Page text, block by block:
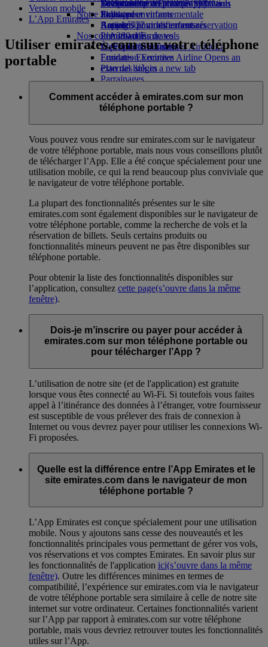
Boissons
Notre flotte
Boeing 777
L’A380 d’Emirates
L’A350 d’Emirates
Emirates Executive
Plan des sièges
Divertissements pour les enfants
Jouets pour enfants
Activités pour les enfants
La durabilité en pratique
Politique environnementale
Rapports environnementaux
Nos communautés
La Fondation Emirates AirlineLa
Fondation Emirates Airline Opens an
external link in a new tab
Parrainages
Se connecter à Emirates Skywards
Skywards+
Téléphone portable et l'application
Emirates
Annuler ou modifier une réservation
Perturbations de vols
À propos d’Emirates
Version mobile
L’App Emirates
Utiliser emirates.com sur votre téléphone
portable
Comment accéder à emirates.com sur mon
téléphone portable ?
Vous pouvez vous rendre sur emirates.com sur le navigateur
de votre téléphone portable, mais nous vous conseillons plutôt
de télécharger l’App. Elle a été conçue spécialement pour une
utilisation mobile, ce qui la rend beaucoup plus conviviale que
le navigateur de votre téléphone portable.
La plupart des fonctionnalités présentes sur le site
emirates.com sont également disponibles sur le navigateur de
votre téléphone portable, comme la recherche de vols et la
réservation de billets. Seuls certains produits ou
fonctionnalités mineurs peuvent ne pas être disponibles sur
téléphone portable.
Pour obtenir la liste des fonctionnalités disponibles sur
l’application, consultez cette page(s’ouvre dans la même
fenêtre).
Dois-je m’inscrire ou payer pour accéder à
emirates.com sur mon téléphone portable ou
pour télécharger l’App ?
L’utilisation de notre site (et de l'application) est gratuite
lorsque vous êtes connecté au Wi-Fi. Si toutefois vous faites
appel à l’itinérance des données à l’étranger, votre fournisseur
est susceptible de vous prélever des frais de connexion à
Internet ou vous devrez payer pour utiliser les connexions Wi-
Fi proposées.
Quelle est la différence entre l’App Emirates et le
site emirates.com dans le navigateur de mon
téléphone portable ?
L’App Emirates est conçue spécialement pour une utilisation
mobile. Nous y ajoutons sans cesse des nouveautés et les
fonctionnalités principales vous permettant de gérer vos vols,
vos réservations et vos comptes Emirates. En savoir plus sur
les fonctionnalités de l'application ici(s’ouvre dans la même
fenêtre). Outre les différences minimes en termes de
compatibilité, l’expérience sur emirates.com via le navigateur
de votre téléphone portable sera similaire à celle de notre site
internet sur votre ordinateur. Certaines fonctionnalités varient
sur l’App par rapport à emirates.com sur votre téléphone
portable, mais vous devriez retrouver toutes les fonctionnalités
utiles sur l’App.